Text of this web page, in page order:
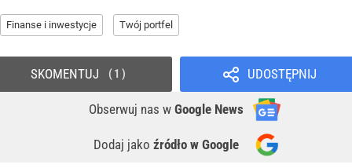
Finanse i inwestycje Twój portfel
UDOSTĘPNIJ
Obserwuj nas w Google News
Dodaj jako źródło w Google
SKOMENTUJ 1